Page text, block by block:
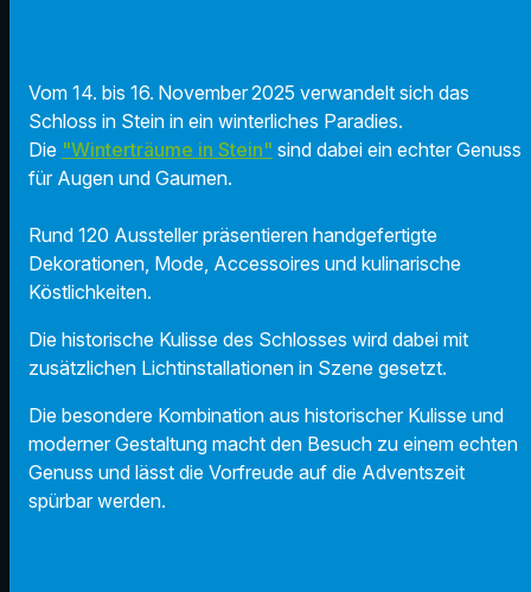
Vom 14. bis 16. November 2025 verwandelt sich das
Schloss in Stein in ein winterliches Paradies.
Die "Winterträume in Stein" sind dabei ein echter Genuss
für Augen und Gaumen.
Rund 120 Aussteller präsentieren handgefertigte
Dekorationen, Mode, Accessoires und kulinarische
Köstlichkeiten.
Die historische Kulisse des Schlosses wird dabei mit
zusätzlichen Lichtinstallationen in Szene gesetzt.
Die besondere Kombination aus historischer Kulisse und
moderner Gestaltung macht den Besuch zu einem echten
Genuss und lässt die Vorfreude auf die Adventszeit
spürbar werden.